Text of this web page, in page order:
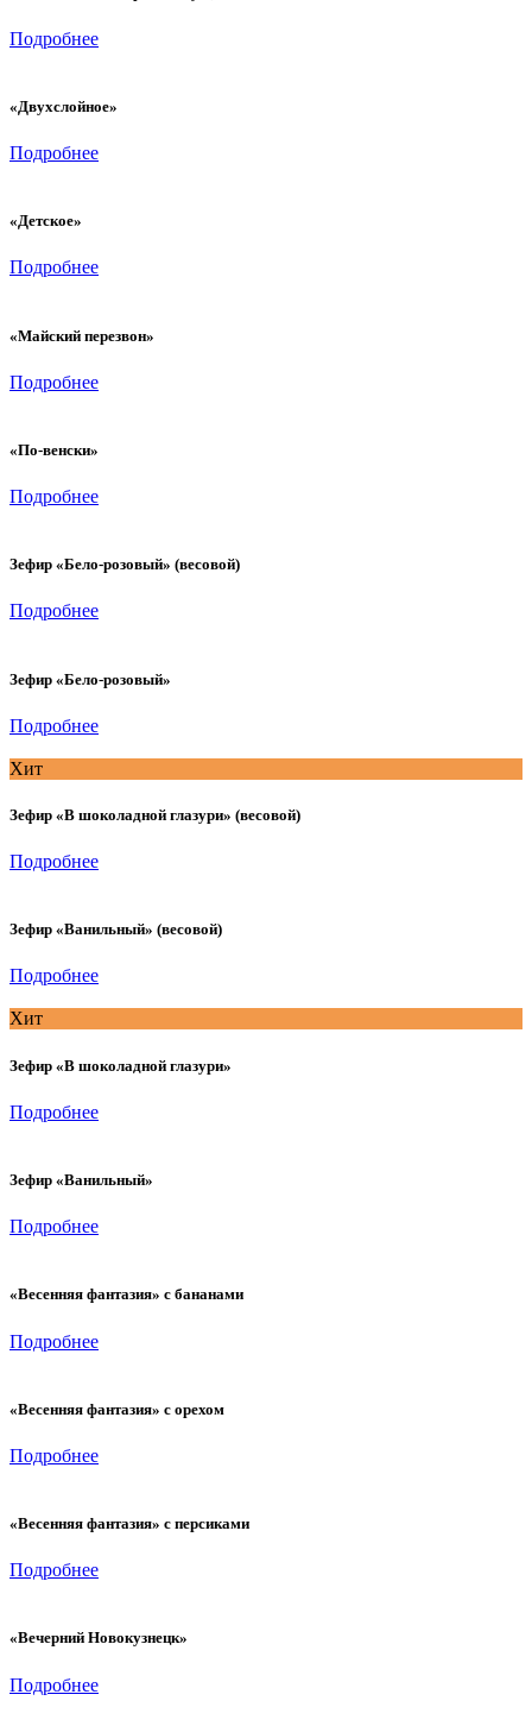
Подробнее
«Двухслойное»
Подробнее
«Детское»
Подробнее
«Майский перезвон»
Подробнее
«По-венски»
Подробнее
Зефир «Бело-розовый» (весовой)
Подробнее
Зефир «Бело-розовый»
Подробнее
Хит
Зефир «В шоколадной глазури» (весовой)
Подробнее
Зефир «Ванильный» (весовой)
Подробнее
Хит
Зефир «В шоколадной глазури»
Подробнее
Зефир «Ванильный»
Подробнее
«Весенняя фантазия» с бананами
Подробнее
«Весенняя фантазия» с орехом
Подробнее
«Весенняя фантазия» с персиками
Подробнее
«Вечерний Новокузнецк»
Подробнее